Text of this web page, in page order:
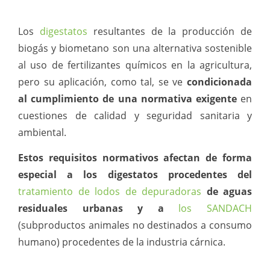
Los digestatos resultantes de la producción de
biogás y biometano son una alternativa sostenible
al uso de fertilizantes químicos en la agricultura,
pero su aplicación, como tal, se ve condicionada
al cumplimiento de una normativa exigenteen
cuestiones de calidad y seguridad sanitaria y
ambiental.
Estos requisitos normativos afectan de forma
especial a los digestatos procedentes del
tratamiento de lodos de depuradoras de aguas
residuales urbanas y a
los SANDACH
(subproductos animales no destinados a consumo
humano) procedentes de la industria cárnica.